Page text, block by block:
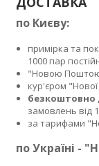
по Києву:
примірка та
1000 пар
"Новою
кур'єром
безкоштовно
замовлень від
за тарифами
по Україні -